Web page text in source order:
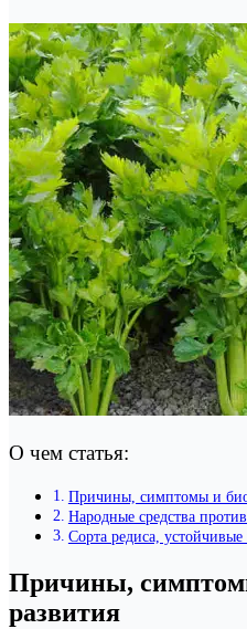
О чем статья:
Причины, симптомы и
Народные средства
Сорта редиса,
Причины,
развития